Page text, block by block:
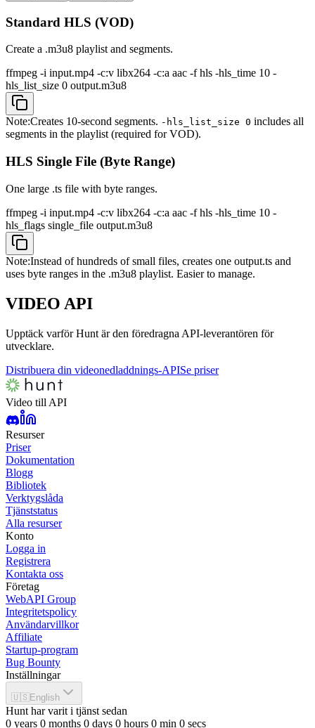
Standard HLS (VOD)
Create a .m3u8 playlist and segments.
ffmpeg -i input.mp4 -c:v libx264 -c:a aac -f hls -hls_time 10 -
hls_list_size 0 output.m3u8
Note:Creates 10-second segments. -hls_list_size 0 includes all
segments in the playlist (required for VOD).
HLS Single File (Byte Range)
One large .ts file with byte ranges.
ffmpeg -i input.mp4 -c:v libx264 -c:a aac -f hls -hls_time 10 -
hls_flags single_file output.m3u8
Note:Instead of hundreds of small files, creates one output.ts and
uses byte ranges in the .m3u8 playlist. Easier to manage.
VIDEO API
Upptäck varför Hunt är den föredragna API-leverantören för
utvecklare.
Distribuera din videonedladdnings-APISe priser
Video till API
Resurser
Priser
Dokumentation
Blogg
Bibliotek
Verktygslåda
Tjänststatus
Alla resurser
Konto
Logga in
Registrera
Kontakta oss
Företag
WebAPI Group
Integritetspolicy
Användarvillkor
Affiliate
Startup-program
Bug Bounty
Inställningar
🇺🇸English
Hunt har varit i tjänst sedan
0 years 0 months 0 days 0 hours 0 min 0 secs